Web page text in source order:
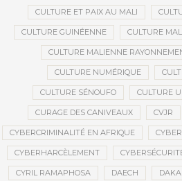
CULTURE ET PAIX AU MALI
CULTURE GUINÉENNE CULTURE
CULTURE MALIENNE
CULTURE NUMÉRIQUE
CULTURE SÉNOUFO CULTURE
CURAGE DES CANIVEAUX CVJR
CYBERCRIMINALITÉ EN AFRIQUE
CYBERHARCÈLEMENT
CYRIL RAMAPHOSA DAECH